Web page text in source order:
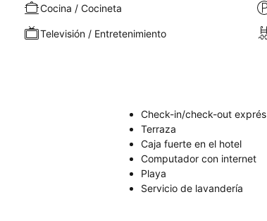
Cocina / Cocineta
Televisión / Entretenimiento
Check-in/check-out exprés
Terraza
Caja fuerte en el hotel
Computador con internet
Playa
Servicio de lavandería